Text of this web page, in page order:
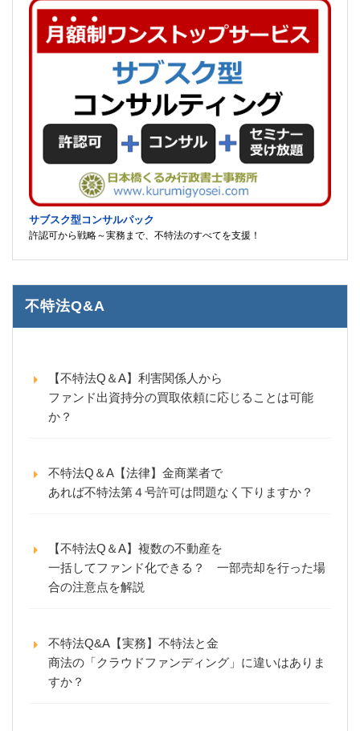
サブスク型コンサルパック
許認可から戦略～実務まで、不特法のすべてを支援！
不特法Q&A
【不特法Q＆A】利害関係人から
ファンド出資持分の買取依頼に応じることは可能
か？
不特法Q＆A【法律】金商業者で
あれば不特法第４号許可は問題なく下りますか？
【不特法Q＆A】複数の不動産を
一括してファンド化できる？ 一部売却を行った場
合の注意点を解説
不特法Q&A【実務】不特法と金
商法の「クラウドファンディング」に違いはありま
すか？